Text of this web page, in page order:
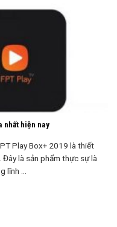
nhất hiện nay
Play Box+ 2019 là thiết
là sản phẩm thực sự là
...